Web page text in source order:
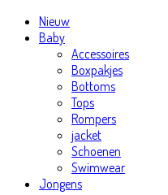
Nieuw
Baby
Accessoires
Boxpakjes
Bottoms
Tops
Rompers
jacket
Schoenen
Swimwear
Jongens